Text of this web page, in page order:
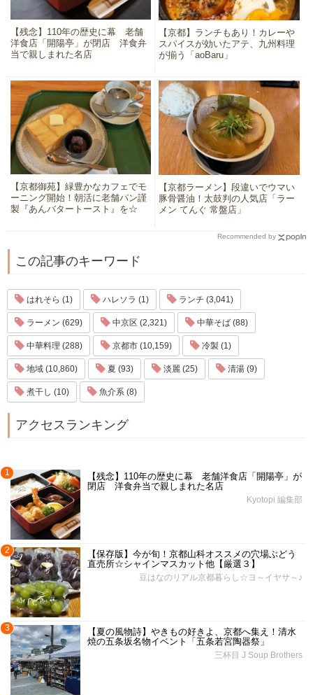
【残念】110年の歴史に幕 老舗
洋食店「開陽亭」が閉店 洋食弁
当で親しまれた名店
【京都】ランチもあり！カレーや
スパイスが効いたアテ、九州料理
が揃う「aoBaru」
【京都御苑】緑豊かなカフェでモ
ーニング開始！朝活に老舗パン謹
製『あんバタートースト』を☆
【京都ラーメン】段違いでウマい
豚骨醤油！太鼓判の人気店「ラー
メン てんぐ 常盤店」
Recommended by
この記事のキーワード
はれそら (1) ハレソラ (1) ランチ (3,041)
ラーメン (629) 中京区 (2,321) 中華そば (88)
中華料理 (288) 京都市 (10,159) 冷製 (1)
地域 (10,860) 夏 (93) 淡麗 (25) 清湯 (9)
煮干し (10) 魚介系 (8)
アクセスランキング
1
【残念】110年の歴史に幕 老舗洋食店「開陽亭」が
閉店 洋食弁当で親しまれた名店
Kyotopi 編集部
2
【保存版】今が旬！京都山科オススメの穴場ぶどう
直売所☆シャインマスカット他【厳選３】
豆はなのリアル京都暮らし☆ヨ～イヤサ～♪
3
【夏の風物詩】やきもの好きよ、京都へ集え！清水
焼の五条坂名物イベント「五条若宮陶器祭」
三杯目 J Soup Brothers